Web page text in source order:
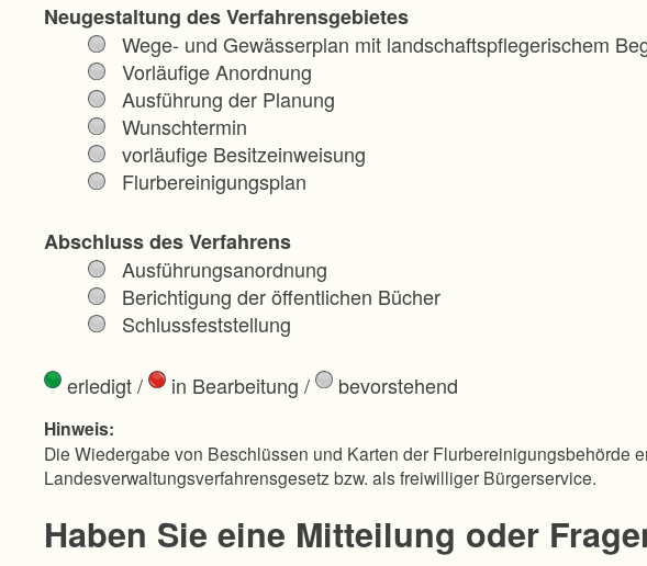
Neugestaltung des Verfahrensgebietes
Wege- und Gewässerplan mit landschaftspflegerischem
Vorläufige Anordnung
Ausführung der Planung
Wunschtermin
vorläufige Besitzeinweisung
Flurbereinigungsplan
Abschluss des Verfahrens
Ausführungsanordnung
Berichtigung der öffentlichen Bücher
Schlussfeststellung
erledigt/ in Bearbeitung / bevorstehend
Hinweis:
Die Wiedergabe von Beschlüssen und Karten der Flurbereinigungsbehörde
Landesverwaltungsverfahrensgesetz bzw. als freiwilliger Bürgerservice.
Haben Sie eine Mitteilung oder